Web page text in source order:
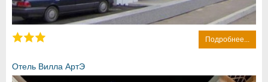
Подробнее...
Отель Вилла АртЭ